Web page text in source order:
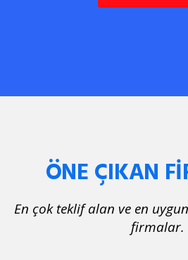
ÖNE ÇIKAN
En çok teklif alan ve en
firmalar.